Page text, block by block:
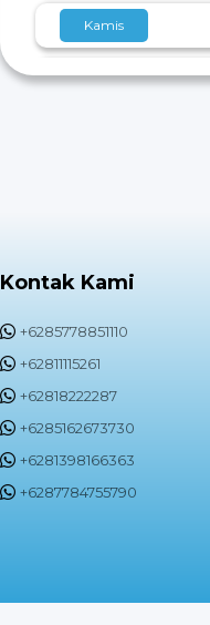
Kamis
Jumat
Kontak Kami
+6285778851110
+62811115261
+62818222287
+6285162673730
+6281398166363
+6287784755790